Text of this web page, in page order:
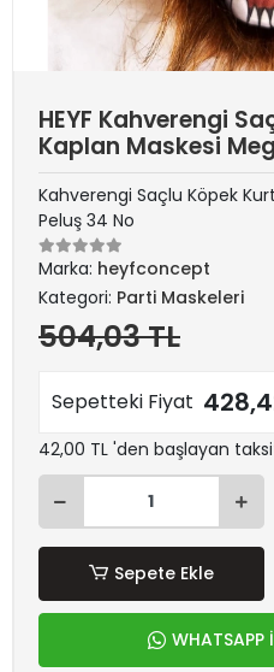
HEYF Kahverengi
Kaplan Maskesi
Kahverengi Saçlu Köpek
Peluş 34 No
Marka: heyfconcept
Kategori: Parti Maskeleri
504,03 TL
Sepetteki Fiyat
42,00 TL 'den başlayan
Sepete Ekle
WHATSAPP